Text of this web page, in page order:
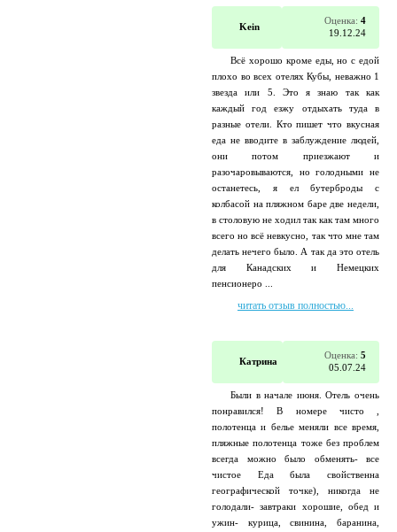
Kein
Оценка: 4
19.12.24
Всё хорошо кроме еды, но с едой
плохо во всех отелях Кубы, неважно 1
звезда или 5. Это я знаю так как
каждый год езжу отдыхать туда в
разные отели. Кто пишет что вкусная
еда не вводите в заблуждение людей,
они потом приезжают и
разочаровываются, но голодными не
останетесь, я ел бутерброды с
колбасой на пляжном баре две недели,
в столовую не ходил так как там много
всего но всё невкусно, так что мне там
делать нечего было. А так да это отель
для Канадских и Немецких
пенсионеро ...
читать отзыв полностью...
Катрина
Оценка: 5
05.07.24
Были в начале июня. Отель очень
понравился! В номере чисто ,
полотенца и белье меняли все время,
пляжные полотенца тоже без проблем
всегда можно было обменять- все
чистое Еда была свойственна
географической точке), никогда не
голодали- завтраки хорошие, обед и
ужин- курица, свинина, баранина,